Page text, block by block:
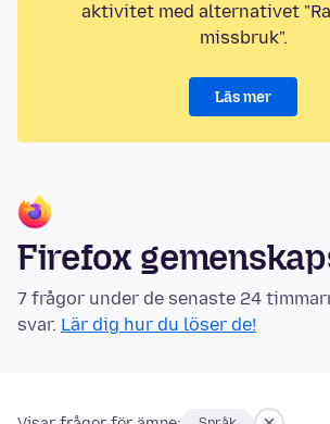
aktivitet med alternativet
missbruk".
Läs mer
Firefox
7 frågor under de senaste 24
svar. Lär dig hur du löser de!